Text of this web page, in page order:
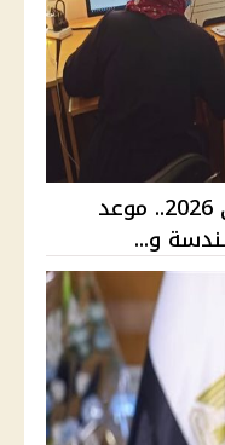
نتيجة تنسيق المرحلة الأولى 2026.. موعد
و...